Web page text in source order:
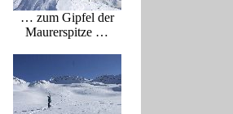
… zum Gipfel der
Maurerspitze …